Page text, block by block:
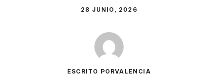
28 JUNIO, 2026
ESCRITO PORVALENCIA